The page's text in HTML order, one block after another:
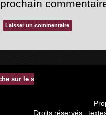
prochain
Droits réservés :